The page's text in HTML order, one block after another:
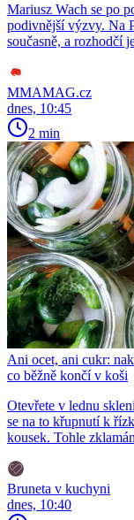
Mariusz Wach se po
podivnější výzvy. Na
současně, a rozhodčí
MMAMAG.cz
dnes, 10:45
2 min
Ani ocet, ani cukr:
co běžně končí v koši
Otevřete v lednu
se na to křupnutí k
kousek. Tohle
Bruneta v kuchyni
dnes, 10:40